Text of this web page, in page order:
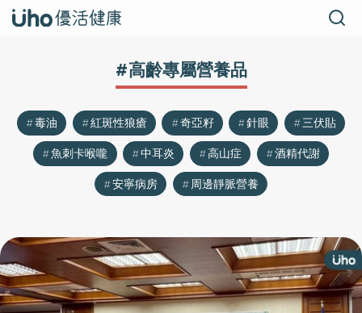
#高齡專屬營養品
毒油 紅斑性狼瘡 奇亞籽 針眼
三伏貼
魚刺卡喉嚨
中耳炎 高山症
酒精代謝
安寧病房
周邊靜脈營養